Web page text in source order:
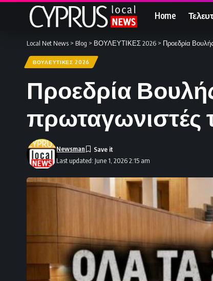
Home
Local Net News > Blog > ΒΟΥΛΕΥΤΙΚΕΣ 2026 > Προεδρία
ΒΟΥΛΕΥΤΙΚΕΣ 2026
Προεδρία
πρωταγωνιστές
Last updated: June 1, 2026 2:15 am
Newsman